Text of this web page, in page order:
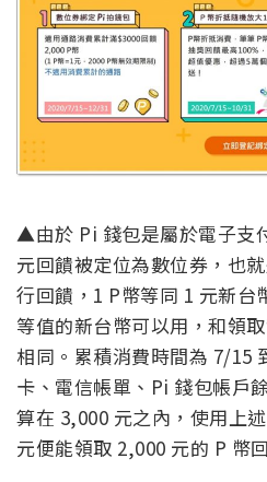
▲由於 Pi 錢包是屬於電子支
元回饋被定位為數位券，也
行回饋，1 P幣等同 1 元新台
等值的新台幣可以用，和領
相同。累積消費時間為 7/15
卡、電信帳單、Pi 錢包帳戶
算在 3,000 元之內，使用上
元便能領取 2,000 元的 P 幣